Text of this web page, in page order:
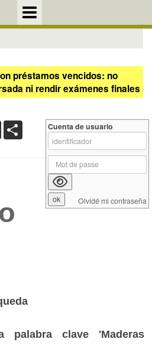
préstamos vencidos: no
ni rendir exámenes finales
Copy
Link
palabra clave 'Maderas
Cuenta de usuario
Olvidé mi contraseña